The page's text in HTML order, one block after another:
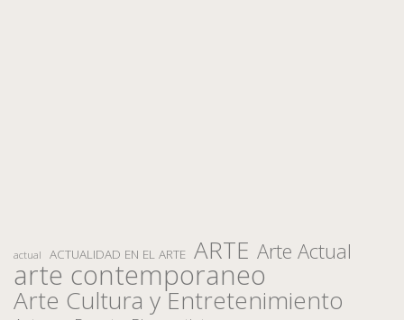
actual ACTUALIDAD EN EL ARTE ARTE Arte Actual
arte contemporaneo
Arte Cultura y Entretenimiento